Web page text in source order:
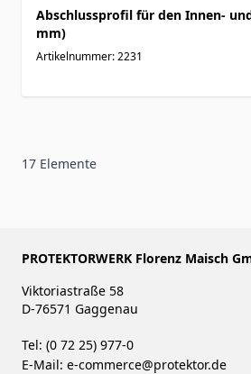
Abschlussprofil für den Innen-
mm)
Artikelnummer: 2231
17 Elemente
PROTEKTORWERK Florenz Maisch
Viktoriastraße 58
D-76571 Gaggenau
Tel: (0 72 25) 977-0
E-Mail: e-commerce@protektor.de